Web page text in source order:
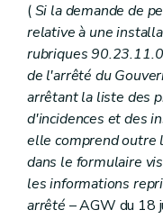
(Si la demande de
relative à une
rubriques
de l'arrêté du
arrêtant la liste des
d'incidences et des
elle comprend outre
dans le formulaire
les informations
arrêté – AGW du 18